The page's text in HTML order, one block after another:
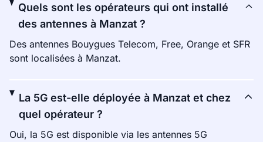
Quels sont les opérateurs qui ont installé
des antennes à Manzat ?
Des antennes Bouygues Telecom, Free, Orange et SFR
sont localisées à Manzat.
La 5G est-elle déployée à Manzat et chez
quel opérateur ?
Oui, la 5G est disponible via les antennes 5G